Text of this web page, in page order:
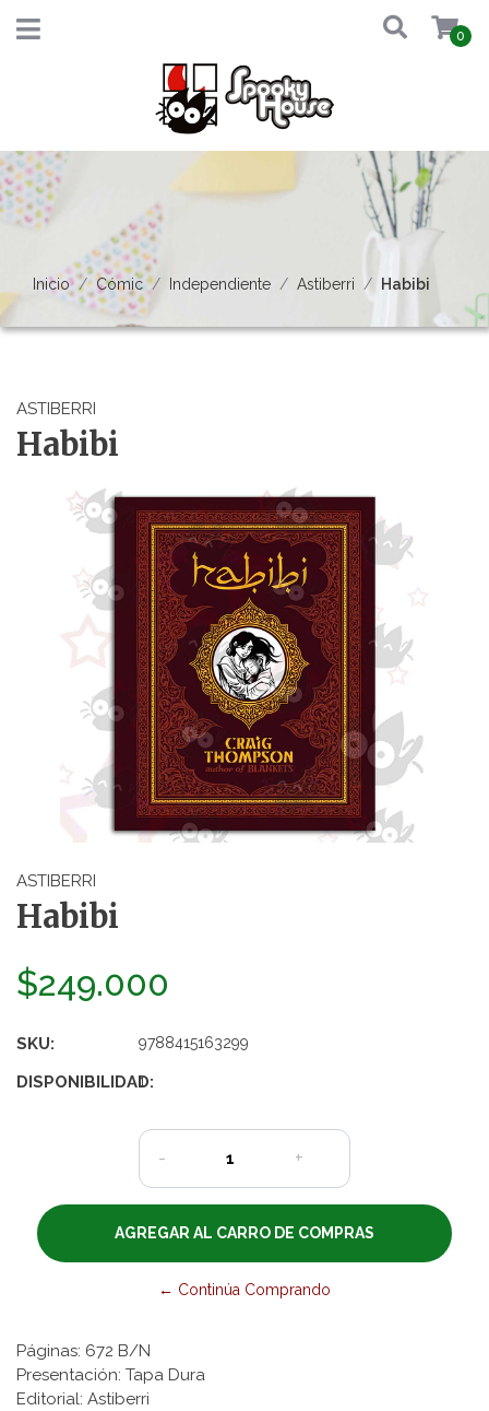
0
Inicio Cómic Independiente Astiberri Habibi
ASTIBERRI
Habibi
ASTIBERRI
Habibi
$249.000
SKU: 9788415163299
DISPONIBILIDAD:
1
- +
← Continúa Comprando
Páginas: 672 B/N
Presentación: Tapa Dura
Editorial: Astiberri